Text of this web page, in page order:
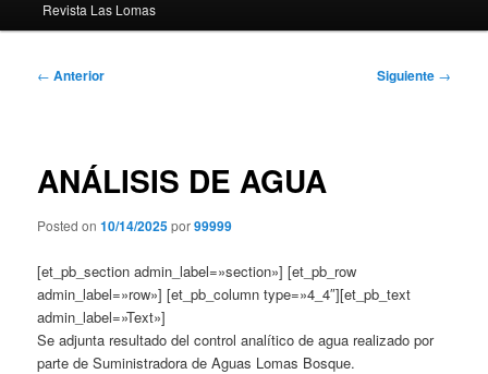
Revista Las Lomas
Navegación
← Anterior Siguiente →
ANÁLISIS DE AGUA
Posted on10/14/2025por99999
[et_pb_section admin_label=»section»] [et_pb_row
admin_label=»row»] [et_pb_column type=»4_4″][et_pb_text
admin_label=»Text»]
Se adjunta resultado del control analítico de agua realizado por
parte de Suministradora de Aguas Lomas Bosque.